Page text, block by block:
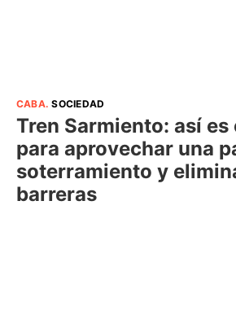
CABA.SOCIEDAD
Tren Sarmiento: así
para aprovechar una
soterramiento y
barreras